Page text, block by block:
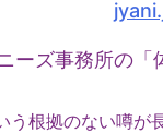
ーズ事務所の「
根拠のない噂が